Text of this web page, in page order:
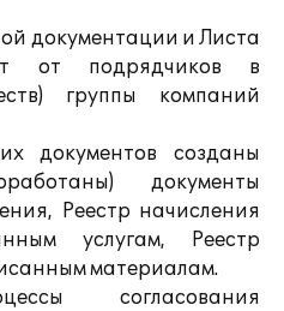
документации и Листа
от подрядчиков в
группы компаний
документов созданы
документы
Реестр начисления
услугам, Реестр
материалам.
согласования